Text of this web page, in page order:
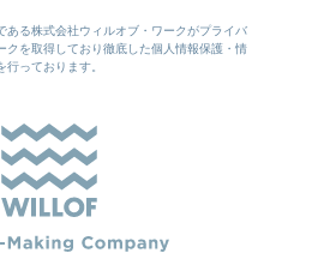
ある株式会社ウィルオブ・ワークがプライバ
クを取得しており徹底した個人情報保護・情
行っております。